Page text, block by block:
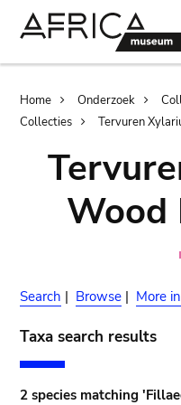
Home Onderzoek
Collecties
Tervuren
Wood
Search | Browse | More
Taxa search results
2 species matching